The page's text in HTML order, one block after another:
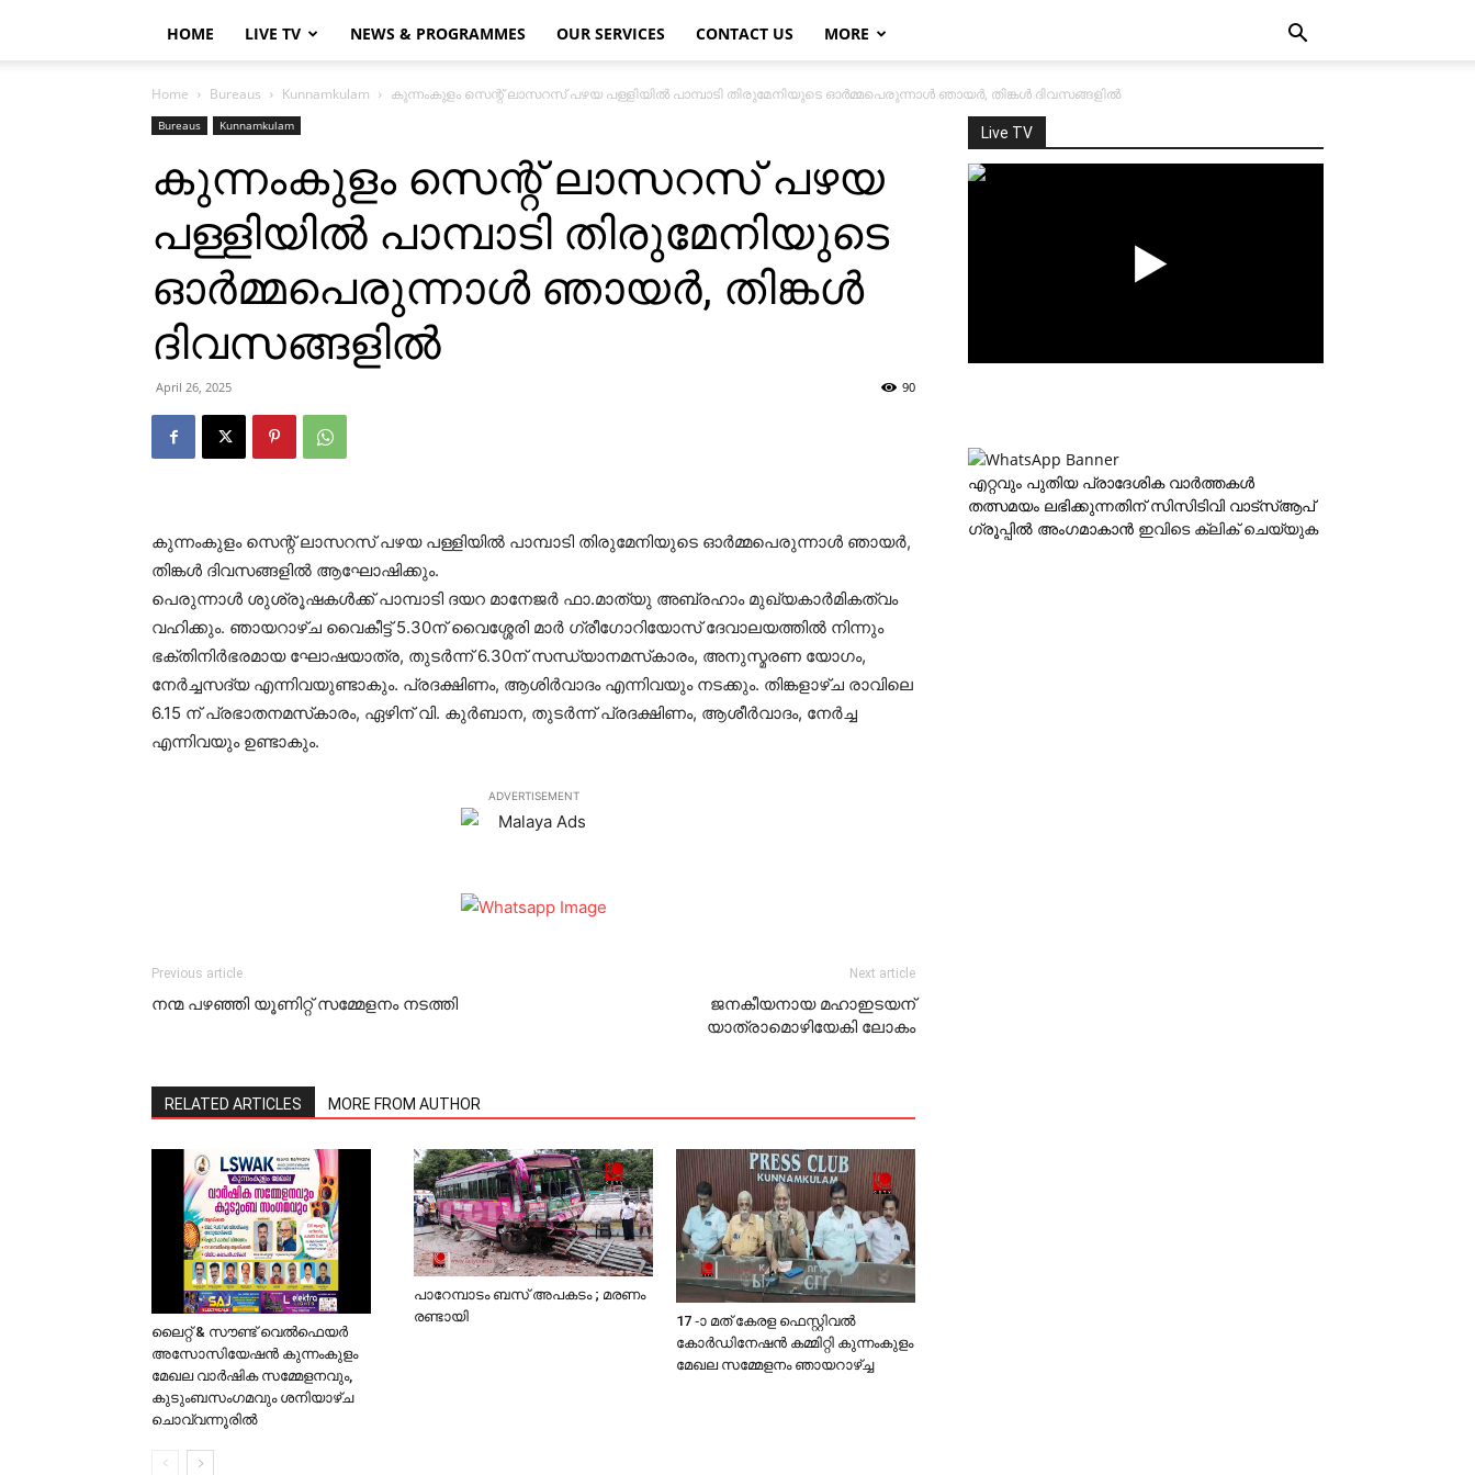
HOME LIVE TV NEWS & PROGRAMMES OUR SERVICES CONTACT US MORE
Home Bureaus Kunnamkulam കുന്നംകുളം സെന്റ് ലാസറസ് പഴയ പള്ളിയില്‍ പാമ്പാടി തിരുമേനിയുടെ ഓര്‍മ്മപെരുന്നാള്‍ ഞായര്‍, തിങ്കള്‍ ദിവസങ്ങളില്‍
Bureaus Kunnamkulam
കുന്നംകുളം സെന്റ് ലാസറസ് പഴയ
പള്ളിയില്‍ പാമ്പാടി തിരുമേനിയുടെ
ഓര്‍മ്മപെരുന്നാള്‍ ഞായര്‍, തിങ്കള്‍
ദിവസങ്ങളില്‍
April 26, 2025 90
കുന്നംകുളം സെന്റ് ലാസറസ് പഴയ പള്ളിയില്‍ പാമ്പാടി തിരുമേനിയുടെ ഓര്‍മ്മപെരുന്നാള്‍ ഞായര്‍,
തിങ്കള്‍ ദിവസങ്ങളില്‍ ആഘോഷിക്കും.
പെരുന്നാള്‍ ശുശ്രൂഷകള്‍ക്ക് പാമ്പാടി ദയറ മാനേജര്‍ ഫാ.മാത്യു അബ്രഹാം മുഖ്യകാര്‍മികത്വം
വഹിക്കും. ഞായറാഴ്ച വൈകീട്ട് 5.30ന് വൈശ്ശേരി മാര്‍ ഗ്രീഗോറിയോസ് ദേവാലയത്തില്‍ നിന്നും
ഭക്തിനിര്‍ഭരമായ ഘോഷയാത്ര, തുടര്‍ന്ന് 6.30ന് സന്ധ്യാനമസ്‌കാരം, അനുസ്മരണ യോഗം,
നേര്‍ച്ചസദ്യ എന്നിവയുണ്ടാകും. പ്രദക്ഷിണം, ആശിര്‍വാദം എന്നിവയും നടക്കും. തിങ്കളാഴ്ച രാവിലെ
6.15 ന് പ്രഭാതനമസ്‌കാരം, ഏഴിന് വി. കുര്‍ബാന, തുടര്‍ന്ന് പ്രദക്ഷിണം, ആശീര്‍വാദം, നേര്‍ച്ച
എന്നിവയും ഉണ്ടാകും.
ADVERTISEMENT
Previous article
നന്മ പഴഞ്ഞി യൂണിറ്റ് സമ്മേളനം നടത്തി
Next article
ജനകീയനായ മഹാഇടയന്
യാത്രാമൊഴിയേകി ലോകം
RELATED ARTICLES MORE FROM AUTHOR
ലൈറ്റ് & സൗണ്ട് വെല്‍ഫെയര്‍
അസോസിയേഷന്‍ കുന്നംകുളം
മേഖല വാര്‍ഷിക സമ്മേളനവും,
കുടുംബസംഗമവും ശനിയാഴ്ച
ചൊവ്വന്നൂരില്‍
പാറേമ്പാടം ബസ് അപകടം ; മരണം
രണ്ടായി
17 -ാ മത് കേരള ഫെസ്റ്റിവല്‍
കോര്‍ഡിനേഷന്‍ കമ്മിറ്റി കുന്നംകുളം
മേഖല സമ്മേളനം ഞായറാഴ്ച്ച
Live TV
എറ്റവും പുതിയ പ്രാദേശിക വാര്‍ത്തകള്‍
തത്സമയം ലഭിക്കുന്നതിന് സിസിടിവി വാട്‌സ്ആപ്
ഗ്രൂപ്പില്‍ അംഗമാകാന്‍ ഇവിടെ ക്ലിക് ചെയ്യുക